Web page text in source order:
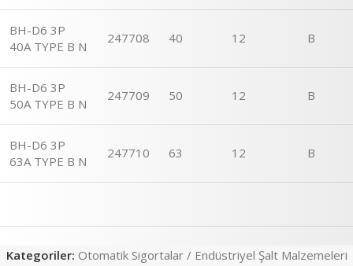
BH-D6 3P
40A TYPE B N
247708 40 12 B
BH-D6 3P
50A TYPE B N
247709 50 12 B
BH-D6 3P
63A TYPE B N
247710 63 12 B
Kategoriler: Otomatik Sigortalar / Endüstriyel Şalt Malzemeleri